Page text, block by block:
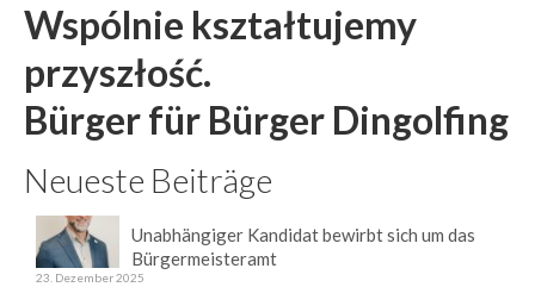
Wspólnie kształtujemy
przyszłość.
Bürger für Bürger Dingolfing
Neueste Beiträge
Unabhängiger Kandidat bewirbt sich um das
Bürgermeisteramt
23. Dezember 2025